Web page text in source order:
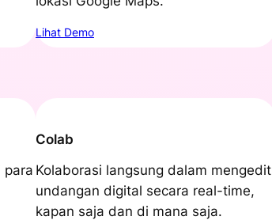
Lihat Demo
para
Colab
Kolaborasi langsung dalam mengedit
undangan digital secara real-time,
kapan saja dan di mana saja.